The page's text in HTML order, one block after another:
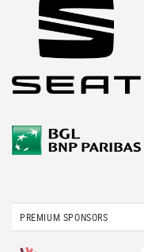
PREMIUM SPONSORS